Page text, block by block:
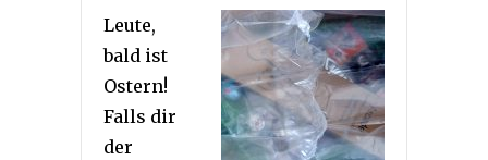
Leute,
bald ist
Ostern!
Falls dir
der